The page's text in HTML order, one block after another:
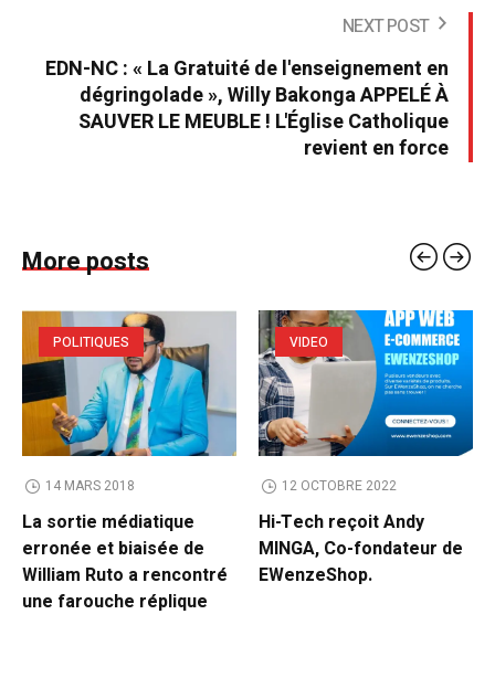
NEXT POST
EDN-NC : « La Gratuité de l'enseignement en
dégringolade », Willy Bakonga APPELÉ À
SAUVER LE MEUBLE ! L'Église Catholique
revient en force
More posts
POLITIQUES
14 MARS 2018
La sortie médiatique
erronée et biaisée de
William Ruto a rencontré
une farouche réplique
VIDEO
12 OCTOBRE 2022
Hi-Tech reçoit Andy
MINGA, Co-fondateur de
EWenzeShop.